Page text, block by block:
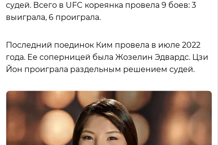
судей. Всего в UFC кореянка провела 9 боев: 3
выиграла, 6 проиграла.
Последний поединок Ким провела в июле 2022
года. Ее соперницей была Жозелин Эдвардс. Цзи
Йон проиграла раздельным решением судей.